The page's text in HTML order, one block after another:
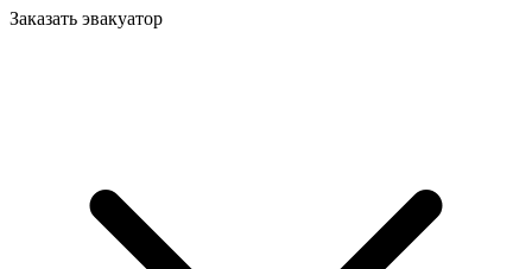
Заказать эвакуатор